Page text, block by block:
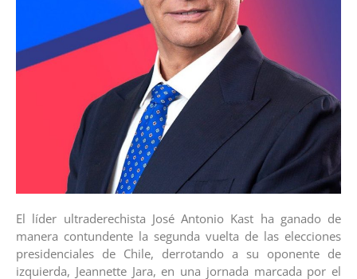
El líder ultraderechista José Antonio Kast ha ganado de
manera contundente la segunda vuelta de las elecciones
presidenciales de Chile, derrotando a su oponente de
izquierda, Jeannette Jara, en una jornada marcada por el